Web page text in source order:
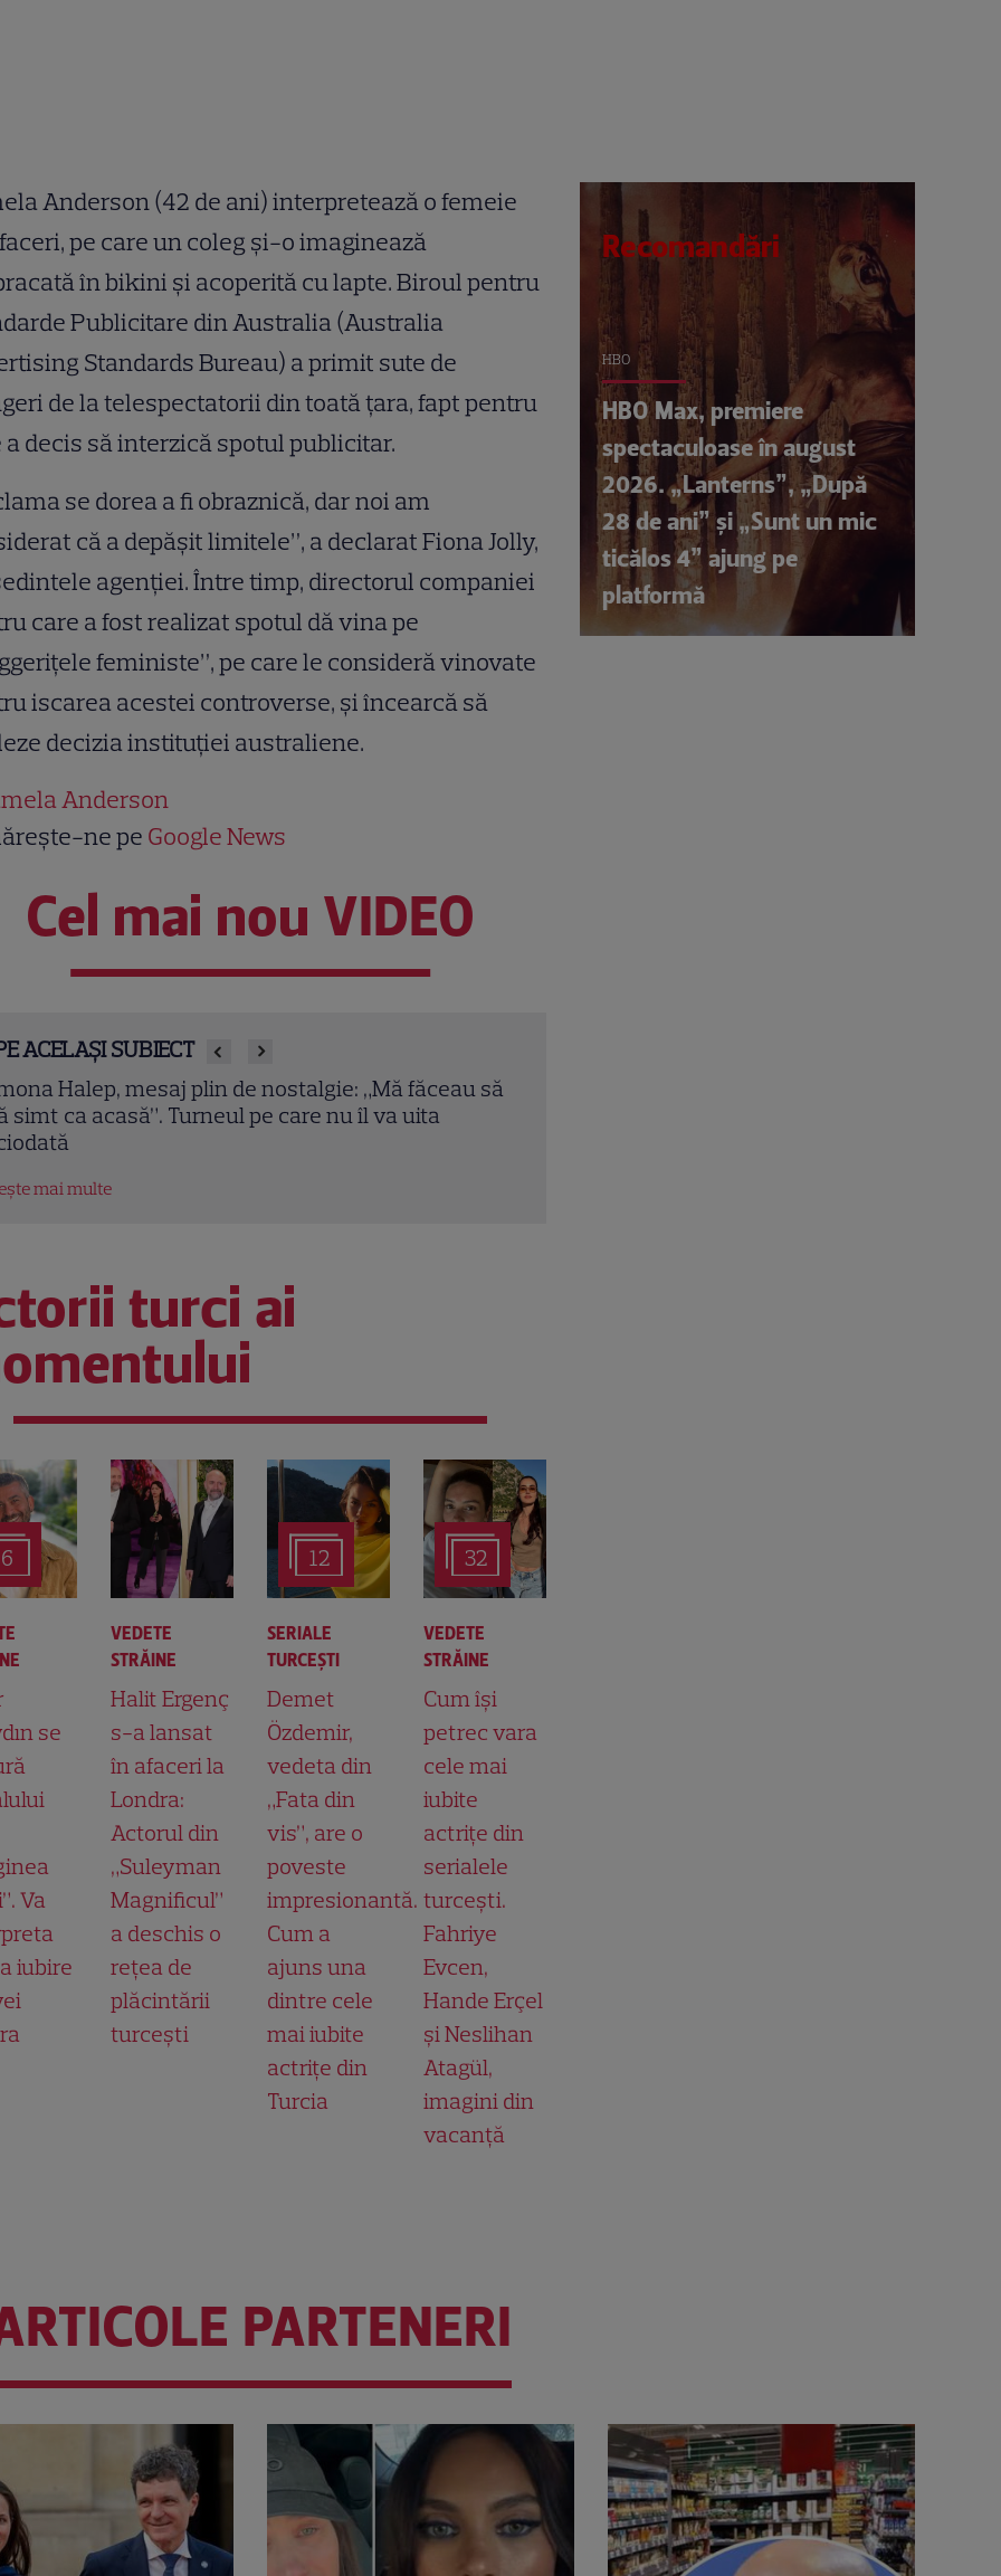
Anderson (42 de ani) interpretează o femeie
pe care un coleg şi-o imaginează
în bikini şi acoperită cu lapte. Biroul pentru
Publicitare din Australia (Australia
Standards Bureau) a primit sute de
de la telespectatorii din toată ţara, fapt pentru
a decis să interzică spotul publicitar.
se dorea a fi obraznică, dar noi am
că a depăşit limitele”, a declarat Fiona Jolly,
agenţiei. Între timp, directorul companiei
care a fost realizat spotul dă vina pe
feministe”, pe care le consideră vinovate
iscarea acestei controverse, şi încearcă să
decizia instituţiei australiene.
Anderson
ne pe Google News
Cel mai nou VIDEO
ACELAȘI SUBIECT
Craiova - KuPS și CFR Cluj - Tromso, joi la
Meciurile care pot duce echipele românești în play-
ul european
mai multe
turci ai
6
se
Va
iubire
VEDETE
STRĂINE
Halit Ergenç
s-a lansat
în afaceri la
Londra:
Actorul din
„Suleyman
Magnificul”
a deschis o
rețea de
plăcintării
turcești
12
SERIALE
TURCEŞTI
Demet
Özdemir,
vedeta din
„Fata din
vis”, are o
poveste
impresionantă.
Cum a
ajuns una
dintre cele
mai iubite
actrițe din
Turcia
32
VEDETE
STRĂINE
Cum își
petrec vara
cele mai
iubite
actrițe din
serialele
turcești.
Fahriye
Evcen,
Hande Erçel
și Neslihan
Atagül,
imagini din
vacanță
Recomandări
HBO
HBO Max, premiere
spectaculoase în august
2026. „Lanterns”, „După
28 de ani” și „Sunt un mic
ticălos 4” ajung pe
platformă
PARTENERI